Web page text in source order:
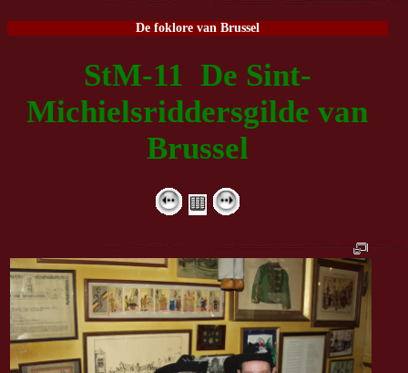
De foklore van Brussel
StM-11 De Sint-
Michielsriddersgilde van
Brussel